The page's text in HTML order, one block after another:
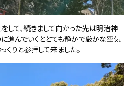
して、続きまして向かった先は明治神
進んでいくととても静かで厳かな空気
くりと参拝して来ました。